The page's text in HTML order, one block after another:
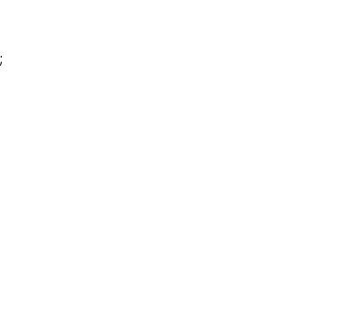
;